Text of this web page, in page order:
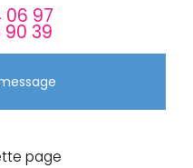
06 97
90 39
page